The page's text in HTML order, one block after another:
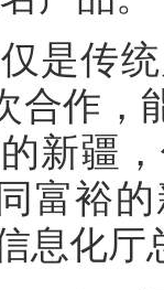
是传
作，
新疆
富裕
息化